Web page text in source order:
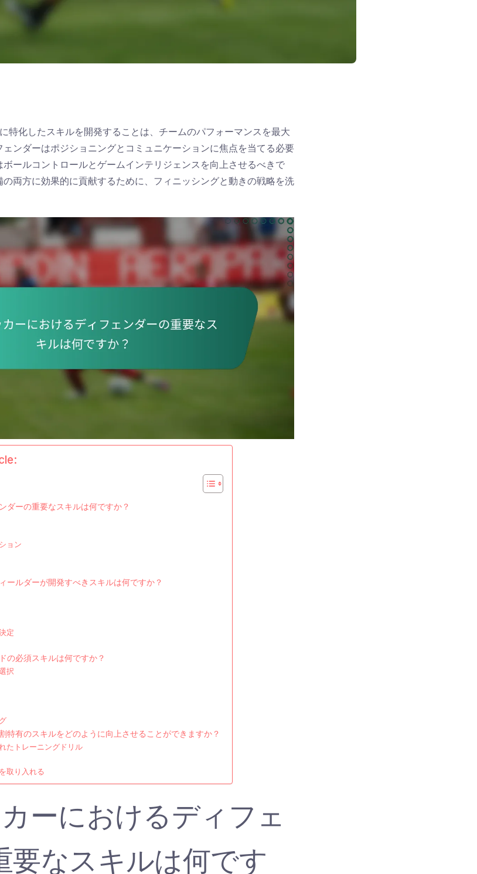
特化したスキルを開発することは、チームのパフォーマンスを最大
ンダーはポジショニングとコミュニケーションに焦点を当てる必要
ールコントロールとゲームインテリジェンスを向上させるべきで
両方に効果的に貢献するために、フィニッシングと動きの戦略を洗
ダーの重要なスキルは何ですか？
ョン
ールダーが開発すべきスキルは何ですか？
定
の必須スキルは何ですか？
択
特有のスキルをどのように向上させることができますか？
たトレーニングドリル
取り入れる
ーにおけるディフェ
要なスキルは何です